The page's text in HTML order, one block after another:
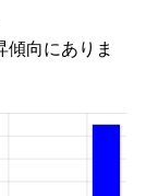
向にありま